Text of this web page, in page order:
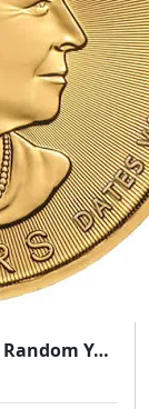
1 oz Canadian Maple Leaf Gold Coin Random Year ( 加拿大楓葉金幣 1盎司隨機年份)